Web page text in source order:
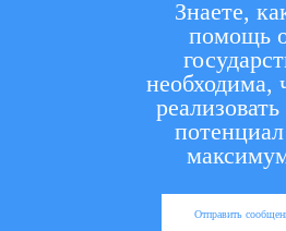
Знаете,
помощь
необходима,
Отправить